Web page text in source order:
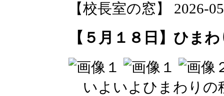
【校長室の窓】 2026-
【５月１８日】ひま
いよいよひまわりの